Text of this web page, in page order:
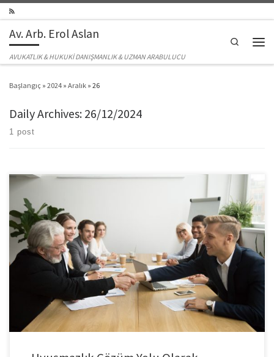
Av. Arb. Erol Aslan
AVUKATLIK & HUKUKİ DANIŞMANLIK & UZMAN ARABULUCU
Search
Başlangıç » 2024 » Aralık » 26
Daily Archives: 26/12/2024
1 post